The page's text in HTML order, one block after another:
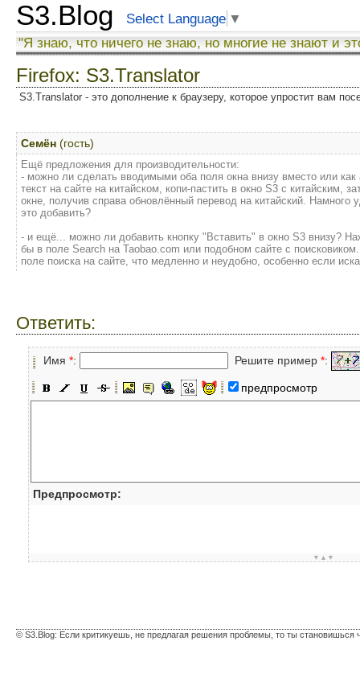
S3.Blog Select Language ▼
"Я знаю, что ничего не знаю, но многие не знают и
Firefox: S3.Translator
S3.Translator - это дополнение к браузеру, которое упростит вам
Семён (гость)
Ещё предложения для производительности:
- можно ли сделать вводимыми оба поля окна внизу вместо или
текст на сайте на китайском, копи-пастить в окно S3 с китайским,
окне, получив справа обновлённый перевод на китайский.
это добавить?
- и ещё... можно ли добавить кнопку "Вставить" в окно S3 внизу?
бы в поле Search на Taobao.com или подобном сайте с
поле поиска на сайте, что медленно и неудобно, особенно если
Ответить:
Имя *: Решите пример *:
предпросмотр
Предпросмотр:
▼▲▼
© S3.Blog: Если критикуешь, не предлагая решения проблемы, то ты становишься